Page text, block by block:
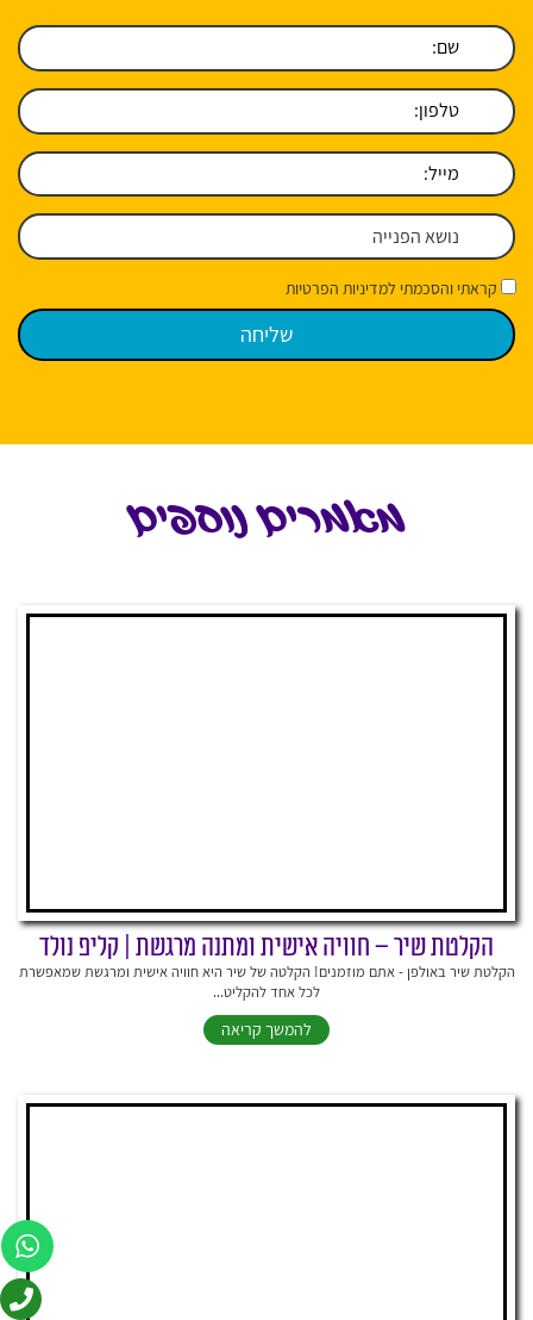
קראתי והסכמתי למדיניות הפרטיות
מאמרים נוספים
הקלטת שיר – חוויה אישית ומתנה מרגשת | קליפ נולד
הקלטת שיר באולפן - אתם מוזמנים! הקלטה של שיר היא חוויה אישית ומרגשת שמאפשרת
לכל אחד להקליט...
להמשך קריאה